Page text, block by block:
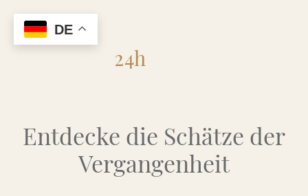
24h
Entdecke die Schätze der
Vergangenheit
DE